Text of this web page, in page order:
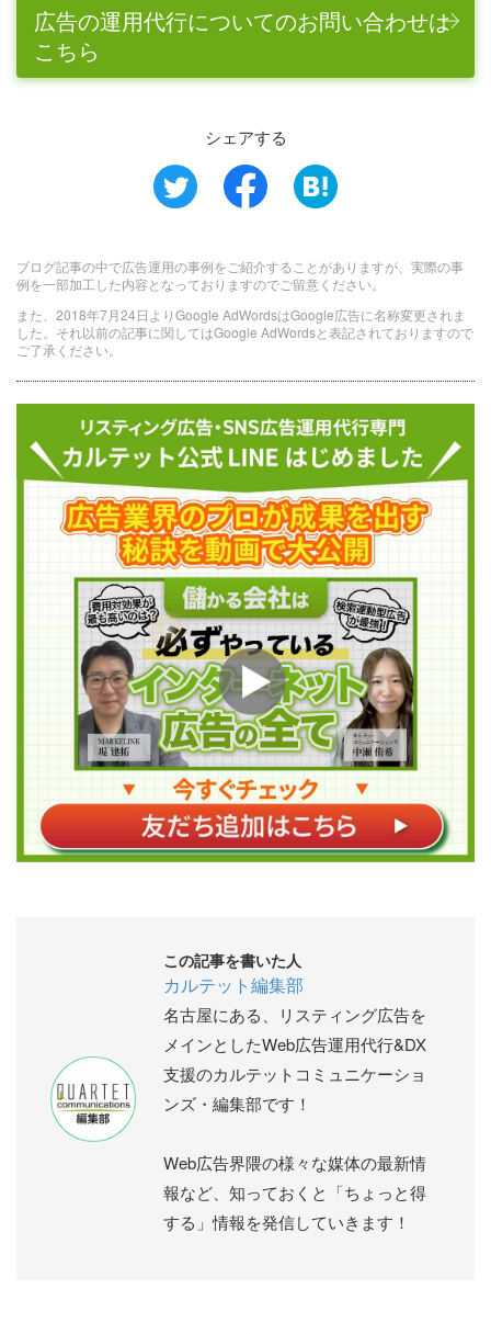
広告の運用代行についてのお問い合わせは
こちら
シェアする
ブログ記事の中で広告運用の事例をご紹介することがありますが、実際の事
例を一部加工した内容となっておりますのでご留意ください。
また、2018年7月24日よりGoogle AdWordsはGoogle広告に名称変更されま
した。それ以前の記事に関してはGoogle AdWordsと表記されておりますので
ご了承ください。
この記事を書いた人
カルテット編集部
名古屋にある、リスティング広告を
メインとしたWeb広告運用代行&DX
支援のカルテットコミュニケーショ
ンズ・編集部です！
Web広告界隈の様々な媒体の最新情
報など、知っておくと「ちょっと得
する」情報を発信していきます！